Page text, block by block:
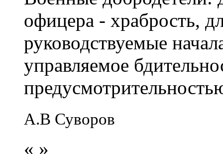
офицера - храбрость,
руководствуемые
управляемое
А.В Суворов
« »